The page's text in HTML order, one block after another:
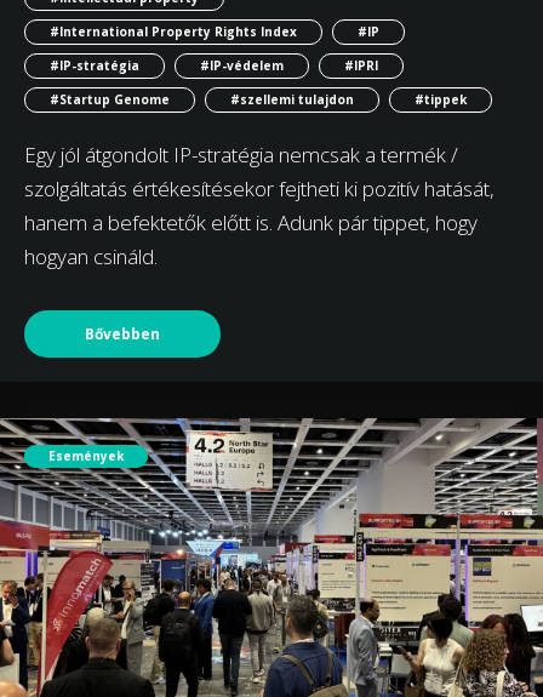
#International Property Rights Index
#IP
#IP-stratégia
#IP-védelem
#IPRI
#Startup Genome
#szellemi tulajdon #tippek
Egy jól átgondolt IP-stratégia nemcsak a termék /
szolgáltatás értékesítésekor fejtheti ki pozitív hatását,
hanem a befektetők előtt is. Adunk pár tippet, hogy
hogyan csináld.
Bővebben
Események